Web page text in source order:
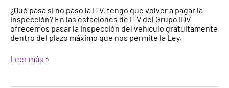
¿Qué pasa si no paso la ITV, tengo que volver a pagar la
inspección? En las estaciones de ITV del Grupo IDV
ofrecemos pasar la inspección del vehículo gratuitamente
dentro del plazo máximo que nos permite la Ley,
me
sale
desfavorable,
tengo
volver
Leer más »